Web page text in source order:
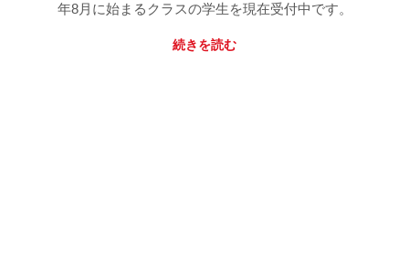
年8月に始まるクラスの学生を現在受付中です。
続きを読む